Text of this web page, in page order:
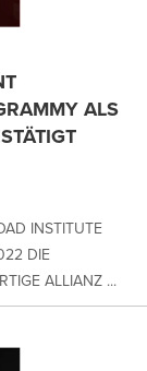
ALS
INSTITUTE
DIE
ALLIANZ ...